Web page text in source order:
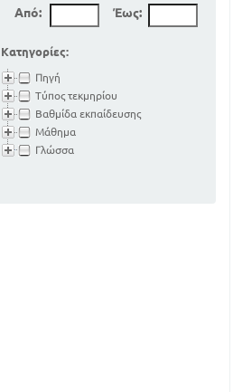
Από: Έως:
Κατηγορίες:
Πηγή
Τύπος τεκμηρίου
Βαθμίδα εκπαίδευσης
Μάθημα
Γλώσσα